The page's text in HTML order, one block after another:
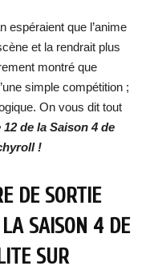
espéraient que l’anime
et la rendrait plus
montré que
simple compétition ;
On vous dit tout
de la Saison 4 de
!
DE SORTIE
LA SAISON 4 DE
SUR